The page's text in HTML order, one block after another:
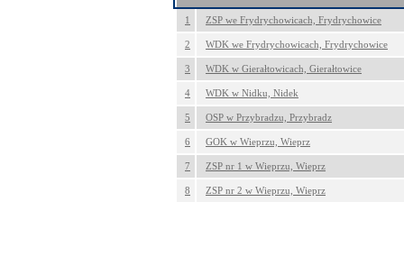
1 ZSP we Frydrychowicach, Frydrychowice
2 WDK we Frydrychowicach, Frydrychowice
3 WDK w Gierałtowicach, Gierałtowice
4 WDK w Nidku, Nidek
5 OSP w Przybradzu, Przybradz
6 GOK w Wieprzu, Wieprz
7 ZSP nr 1 w Wieprzu, Wieprz
8 ZSP nr 2 w Wieprzu, Wieprz